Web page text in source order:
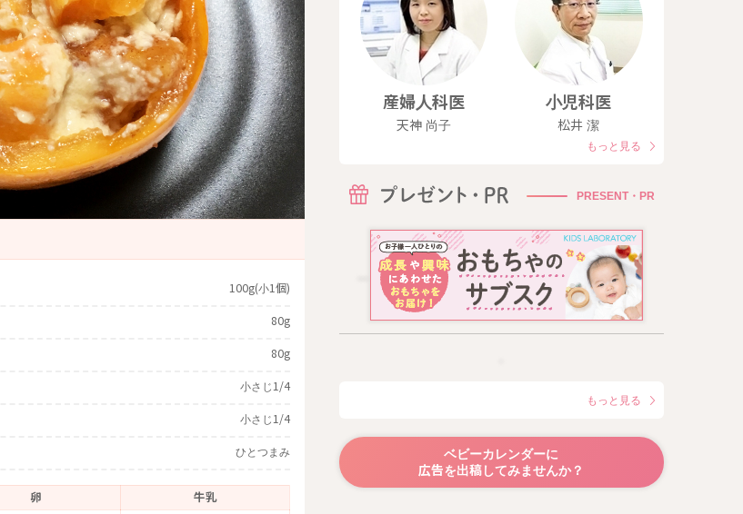
100g(小1個)
80g
80g
小さじ1/4
小さじ1/4
ひとつまみ
卵 牛乳
産婦人科医
天神 尚子
小児科医
松井 潔
もっと見る
PRESENT・PR
もっと見る
ベビーカレンダーに
広告を出稿してみませんか？